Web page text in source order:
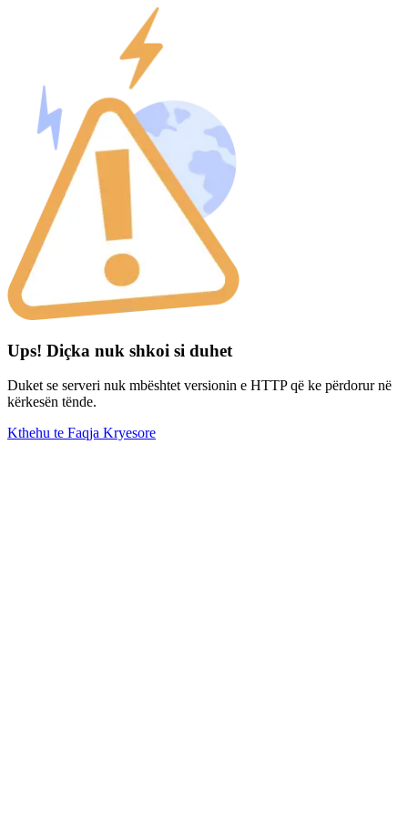
Ups! Diçka nuk shkoi si duhet
Duket se serveri nuk mbështet versionin e HTTP që ke përdorur në
kërkesën tënde.
Kthehu te Faqja Kryesore